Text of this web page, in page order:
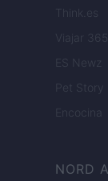
Think.es
Viajar 365
ES Newz
Pet Story
Encocina
NORD